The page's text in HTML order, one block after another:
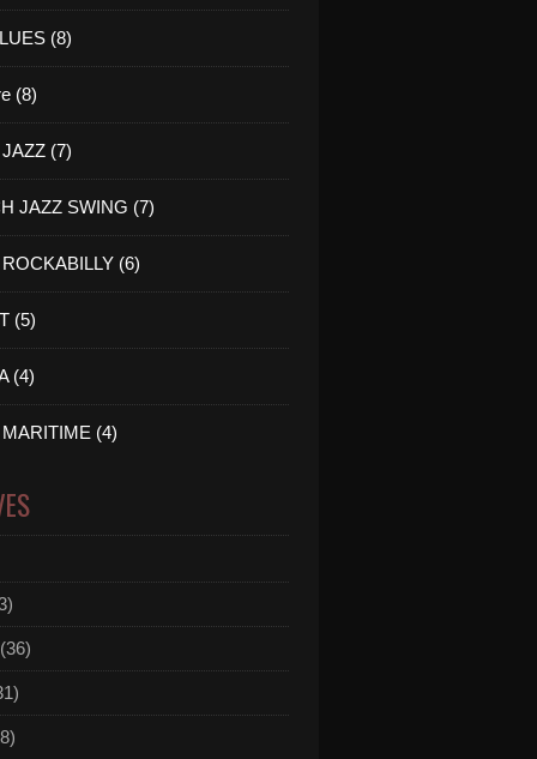
(8)
(8)
(7)
JAZZ SWING (7)
(6)
(5)
(4)
(4)
(36)